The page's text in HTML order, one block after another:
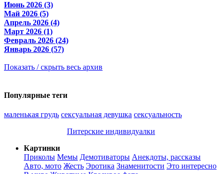
Июнь 2026 (3)
Май 2026 (5)
Апрель 2026 (4)
Март 2026 (1)
Февраль 2026 (24)
Январь 2026 (57)
Показать / скрыть весь архив
Популярные теги
маленькая грудь сексуальная девушка сексуальность
Питерские индивидуалки
Картинки
Приколы Мемы Демотиваторы Анекдоты, рассказы
Авто, мото Жесть Эротика Знаменитости Это интересно